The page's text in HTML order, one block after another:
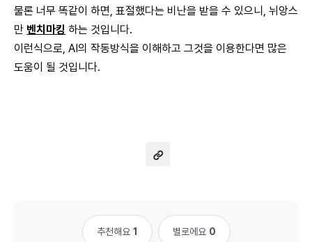
물론 너무 똑같이 하면, 표절했다는 비난을 받을 수 있으니, 뉘앙스
만 벤치마킹 하는 것입니다.
이런식으로, AI의 작동방식을 이해하고 그것을 이용한다면 많은
도움이 될 것입니다.
추천해요 1 별로에요 0